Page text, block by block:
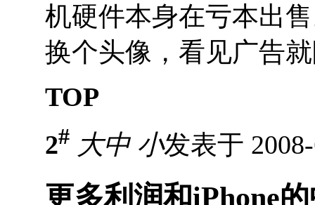
机硬件本身在亏本出
换个头像，看见广告
TOP
2# 大中 小发表于
更多利润和iPhone